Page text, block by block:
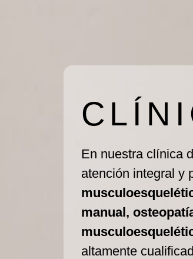
En nuestra clínica
atención integral y
manual,
altamente